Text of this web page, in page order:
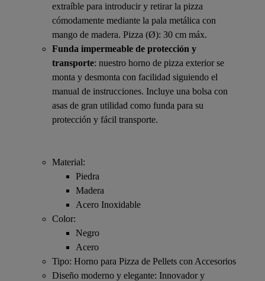
extraíble para introducir y retirar la pizza
cómodamente mediante la pala metálica con
mango de madera. Pizza (Ø): 30 cm máx.
Funda impermeable de protección y
transporte: nuestro horno de pizza exterior se
monta y desmonta con facilidad siguiendo el
manual de instrucciones. Incluye una bolsa con
asas de gran utilidad como funda para su
protección y fácil transporte.
Material:
Piedra
Madera
Acero Inoxidable
Color:
Negro
Acero
Tipo: Horno para Pizza de Pellets con Accesorios
Diseño moderno y elegante: Innovador y